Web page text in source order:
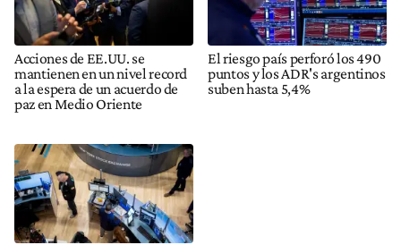
Acciones de EE.UU. se
mantienen en un nivel record
a la espera de un acuerdo de
paz en Medio Oriente
El riesgo país perforó los 490
puntos y los ADR's argentinos
suben hasta 5,4%